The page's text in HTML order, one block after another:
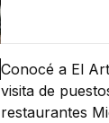
Conocé a El
visita de
restaurantes